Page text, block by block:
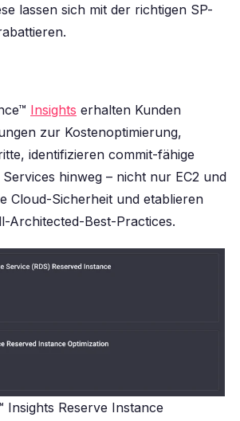
lassen sich mit der richtigen SP-
Insights erhalten Kunden
zur Kostenoptimierung,
identifizieren commit-fähige
hinweg – nicht nur EC2 und
Cloud-Sicherheit und etablieren
Architected-Best-Practices.
Insights Reserve Instance